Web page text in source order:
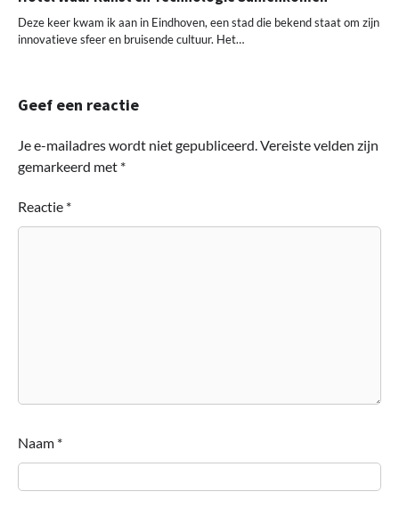
Deze keer kwam ik aan in Eindhoven, een stad die bekend staat om zijn
innovatieve sfeer en bruisende cultuur. Het…
Geef een reactie
Je e-mailadres wordt niet gepubliceerd.Vereiste velden zijn
gemarkeerd met *
Reactie *
Naam *